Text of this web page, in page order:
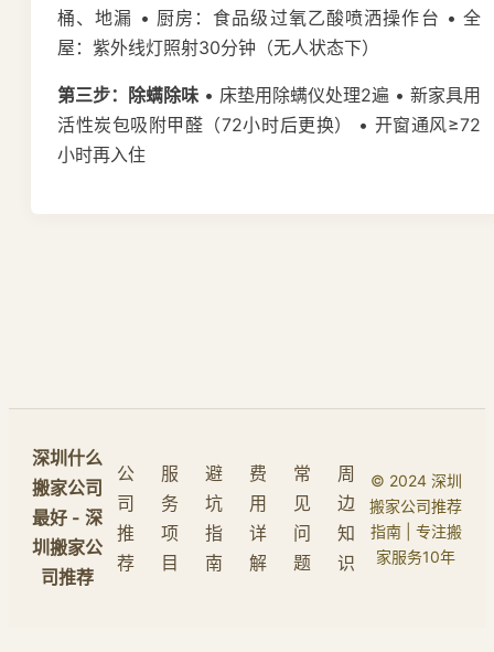
桶、地漏 • 厨房：食品级过氧乙酸喷洒操作台 • 全
屋：紫外线灯照射30分钟（无人状态下）
第三步：除螨除味 • 床垫用除螨仪处理2遍 • 新家具用
活性炭包吸附甲醛（72小时后更换） • 开窗通风≥72
小时再入住
深圳什么
搬家公司
最好 - 深
圳搬家公
司推荐
公
司
推
荐
服
务
项
目
避
坑
指
南
费
用
详
解
常
见
问
题
周
边
知
识
© 2024 深圳
搬家公司推荐
指南 | 专注搬
家服务10年